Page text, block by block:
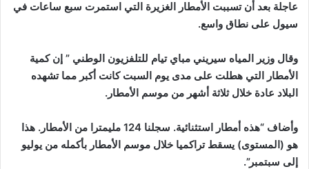
عاجلة بعد أن تسببت الأمطار الغزيرة التي استمرت سبع ساعات في
سيول على نطاق واسع.
وقال وزير المياه سيريني مباي تيام للتلفزيون الوطني ” إن كمية
الأمطار التي هطلت على مدى يوم السبت كانت أكبر مما تشهده
البلاد عادة خلال ثلاثة أشهر من موسم الأمطار.
وأضاف “هذه أمطار استثنائية. سجلنا 124 مليمترا من الأمطار. هذا
هو (المستوى) يسقط تراكميا خلال موسم الأمطار بأكمله من يوليو
إلى سبتمبر”.